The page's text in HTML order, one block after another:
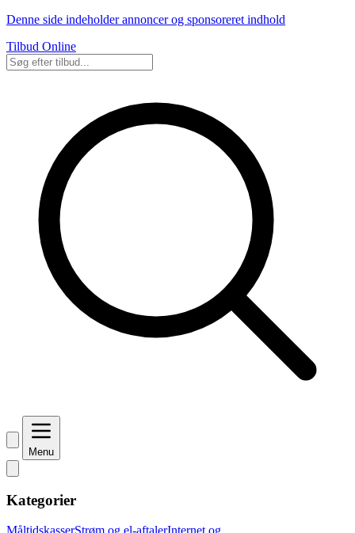
Denne side indeholder annoncer og sponsoreret indhold
Tilbud Online
Menu
Kategorier